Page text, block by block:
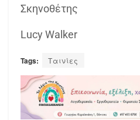
Σκηνοθέτης
Lucy Walker
Tags: Ταινίες